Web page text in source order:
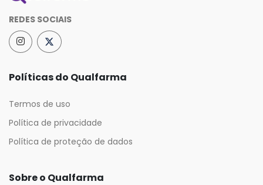
REDES SOCIAIS
Políticas do Qualfarma
Termos de uso
Política de privacidade
Política de proteção de dados
Sobre o Qualfarma